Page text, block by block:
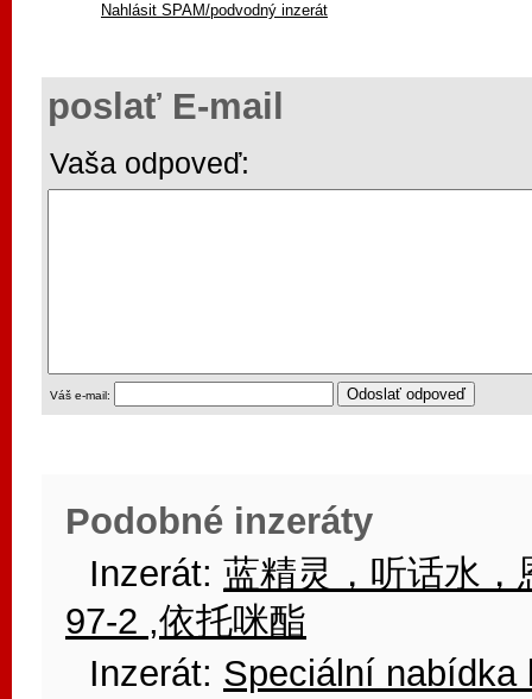
Nahlásit SPAM/podvodný inzerát
poslať E-mail
Vaša odpoveď:
Váš e-mail:
Podobné inzeráty
Inzerát: 蓝精灵，听话水
97-2 ,依托咪酯
Inzerát: Speciální nabídka